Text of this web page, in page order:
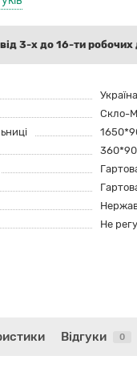
3-х до 16-ти робочих
Україна
Скло-М
Не
Відгуки 0